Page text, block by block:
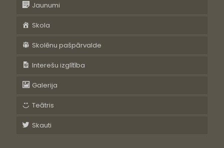
Jaunumi
Skola
Skolēnu pašpārvalde
Interešu izglītība
Galerija
Teātris
Skauti